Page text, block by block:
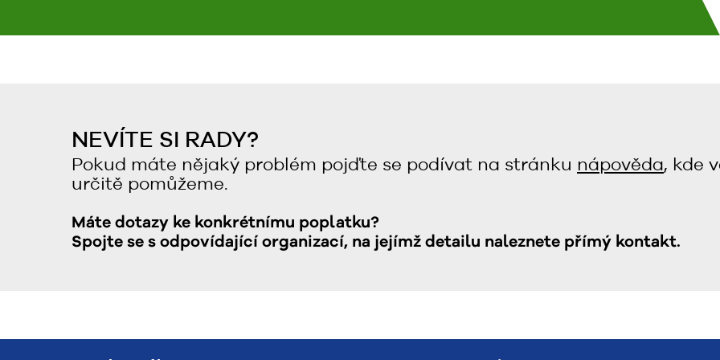
NEVÍTE SI RADY?
Pokud máte nějaký problém pojďte se podívat na stránku nápověda, kde
určitě pomůžeme.
Máte dotazy ke konkrétnímu poplatku?
Spojte se s odpovídající organizací, na jejímž detailu naleznete přímý kontakt.